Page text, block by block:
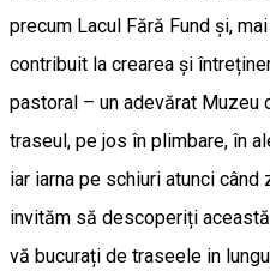
precum Lacul Fără Fund și,
contribuit la crearea și
pastoral – un adevărat Muzeu
traseul, pe jos în plimbare, în
iar iarna pe schiuri atunci
invităm să descoperiți
vă bucurați de traseele in